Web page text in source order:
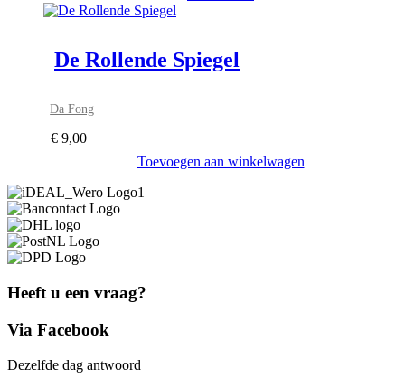
De Rollende Spiegel
Da Fong
€ 9,00
Toevoegen aan winkelwagen
Heeft u een vraag?
Via Facebook
Dezelfde dag antwoord